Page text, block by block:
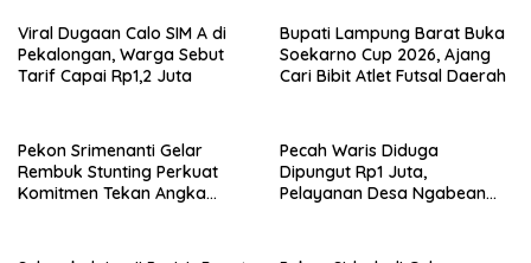
Viral Dugaan Calo SIM A di
Pekalongan, Warga Sebut
Tarif Capai Rp1,2 Juta
Bupati Lampung Barat Buka
Soekarno Cup 2026, Ajang
Cari Bibit Atlet Futsal Daerah
Pekon Srimenanti Gelar
Rembuk Stunting Perkuat
Komitmen Tekan Angka
Pecah Waris Diduga
Dipungut Rp1 Juta,
Pelayanan Desa Ngabean